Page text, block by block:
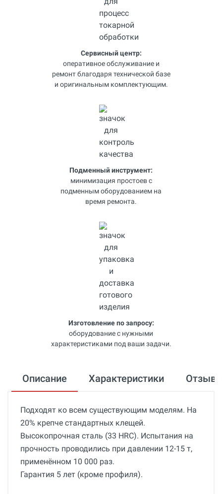
Сервисный центр:
оперативное обслуживание и
ремонт благодаря технической базе
и оригинальным комплектующим.
Подменный инструмент:
минимизация простоев с
подменным оборудованием на
время ремонта.
Изготовление по запросу:
оборудование с нужными
характеристиками под ваши задачи.
Описание Характеристики
Подходят ко всем существующим моделям. На
20% крепче стандартных клещей.
Высокопрочная сталь (33 HRC). Испытания на
прочность проводились при давлении 12-15 т,
применённом 10 000 раз.
Гарантия 5 лет (кроме профиля).